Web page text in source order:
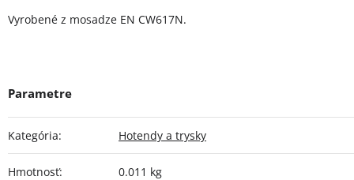
Vyrobené z mosadze EN CW617N.
Kategória: Hotendy a trysky
Hmotnosť: 0.011 kg